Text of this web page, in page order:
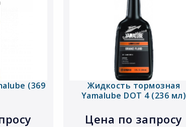
(369
Жидкость тормозная
Yamalube DOT 4 (236 мл)
Цена по запросу